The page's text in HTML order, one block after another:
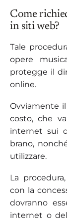
Come
in siti web?
Tale
opere
protegge il
online.
Ovviamente
costo, che
internet sui
brano,
utilizzare.
La
con la
dovranno
internet o